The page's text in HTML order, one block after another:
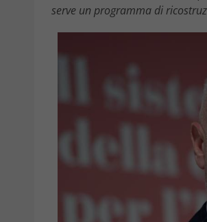
serve un programma di